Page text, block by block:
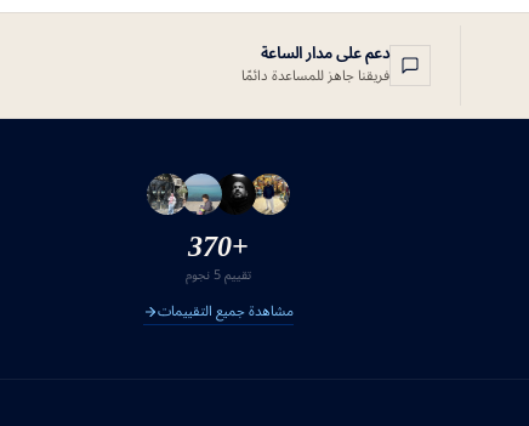
دعم على مدار الساعة
فريقنا جاهز للمساعدة دائمًا
+370
تقييم 5 نجوم
مشاهدة جميع التقييمات